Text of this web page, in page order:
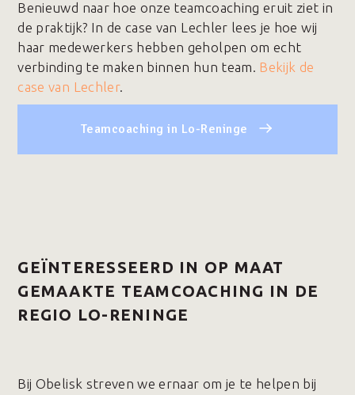
Benieuwd naar hoe onze teamcoaching eruit ziet in
de praktijk? In de case van Lechler lees je hoe wij
haar medewerkers hebben geholpen om echt
verbinding te maken binnen hun team. Bekijk de
case van Lechler.
Teamcoaching in Lo-Reninge
GEÏNTERESSEERD IN OP MAAT
GEMAAKTE TEAMCOACHING IN DE
REGIO LO-RENINGE
Bij Obelisk streven we ernaar om je te helpen bij